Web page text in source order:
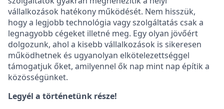
vállalkozások hatékony működését. Nem hisszük,
hogy a legjobb technológia vagy szolgáltatás csak a
legnagyobb cégeket illetné meg. Egy olyan jövőért
dolgozunk, ahol a kisebb vállalkozások is sikeresen
működhetnek és ugyanolyan elkötelezettséggel
támogatjuk őket, amilyennel ők nap mint nap építik a
közösségünket.
Legyél a történetünk része!